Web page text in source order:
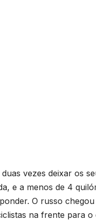
vezes deixar os
e a menos de 4
O russo
na frente para